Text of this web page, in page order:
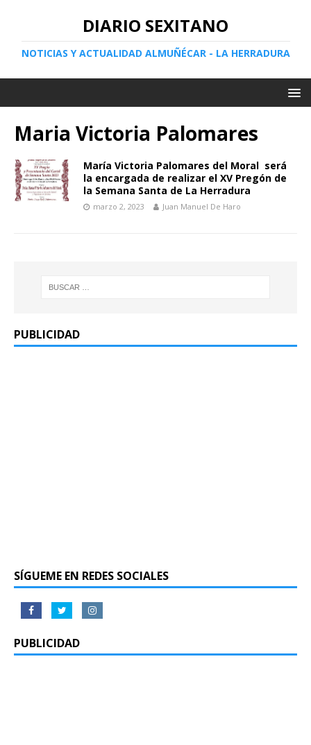
DIARIO SEXITANO
NOTICIAS Y ACTUALIDAD ALMUÑÉCAR - LA HERRADURA
Maria Victoria Palomares
María Victoria Palomares del Moral será
la encargada de realizar el XV Pregón de
la Semana Santa de La Herradura
marzo 2, 2023 Juan Manuel De Haro
PUBLICIDAD
SÍGUEME EN REDES SOCIALES
PUBLICIDAD